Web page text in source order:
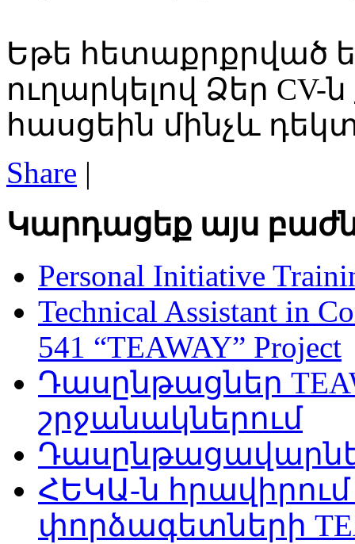
Եթե հետաքրքրված
ուղարկելով Ձեր CV-ն
հասցեին մինչև
Share |
Կարդացեք այս
Personal Initiative
Technical Assistant in
541 “TEAWAY” Project
Դասընթացներ
շրջանակներում
ՀԵԿԱ-ն
փորձագետների